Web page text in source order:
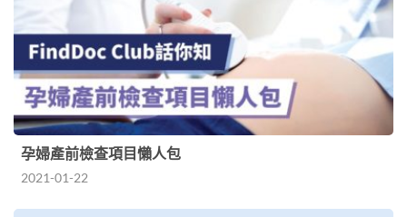
孕婦產前檢查項目懶人包
2021-01-22